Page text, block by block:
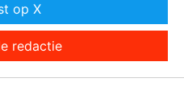
op X
redactie